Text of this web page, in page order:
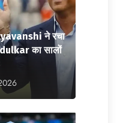
ने रचा
का सालों